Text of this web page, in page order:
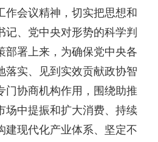
作会议精神，切实把思想和
记、党中央对形势的科学判
部署上来，为确保党中央各
落实、见到实效贡献政协智
门协商机构作用，围绕助推
场中提振和扩大消费、持续
建现代化产业体系、坚定不